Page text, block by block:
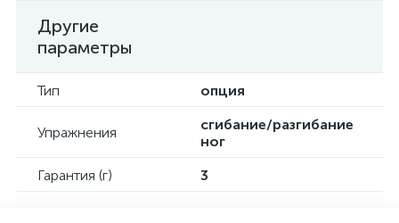
Другие
параметры
Тип опция
Упражнения
сгибание/разгибание
ног
Гарантия (г)
3